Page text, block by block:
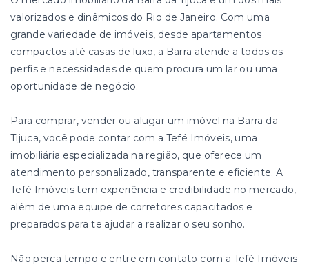
valorizados e dinâmicos do Rio de Janeiro. Com uma
grande variedade de imóveis, desde apartamentos
compactos até casas de luxo, a Barra atende a todos os
perfis e necessidades de quem procura um lar ou uma
oportunidade de negócio.
Para comprar, vender ou alugar um imóvel na Barra da
Tijuca, você pode contar com a Tefé Imóveis, uma
imobiliária especializada na região, que oferece um
atendimento personalizado, transparente e eficiente. A
Tefé Imóveis tem experiência e credibilidade no mercado,
além de uma equipe de corretores capacitados e
preparados para te ajudar a realizar o seu sonho.
Não perca tempo e entre em contato com a Tefé Imóveis